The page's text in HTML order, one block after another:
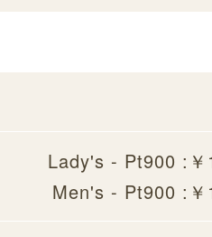
Lady's - Pt900 :￥
Men's - Pt900 :￥